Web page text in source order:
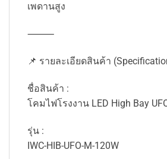
เพดานสูง
⸻
📌 รายละเอียดสินค้า
ชื่อสินค้า :
โคมไฟโรงงาน LED High Bay
รุ่น :
IWC-HIB-UFO-M-120W